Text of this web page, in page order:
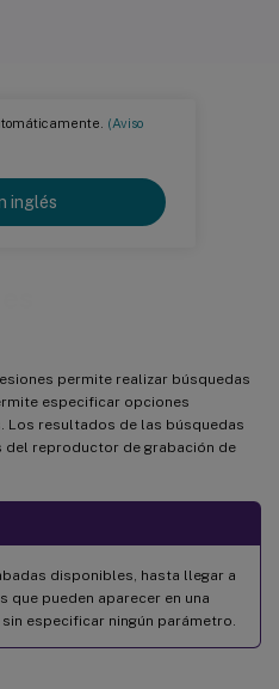
(Aviso
inglés
permite realizar búsquedas
especificar opciones
Los resultados de las búsquedas
del reproductor de grabación de
disponibles, hasta llegar a
que pueden aparecer en una
especificar ningún parámetro.